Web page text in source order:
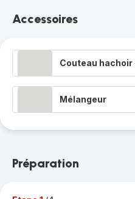
Accessoires
Couteau hachoir
Mélangeur
Préparation